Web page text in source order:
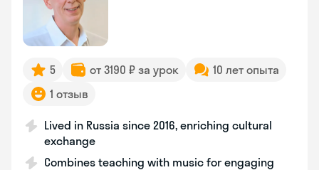
5 от 3190 ₽ за урок
10 лет опыта
1 отзыв
Lived in Russia since 2016, enriching cultural
exchange
Combines teaching with music for engaging